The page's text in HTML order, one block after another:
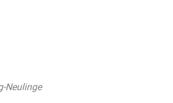
Neulinge